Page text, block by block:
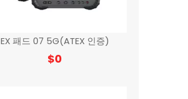
EX 패드 07 5G(ATEX 인증)
$0